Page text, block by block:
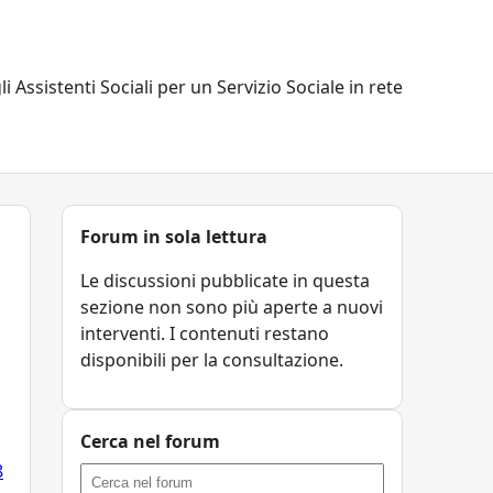
Assistenti Sociali per un Servizio Sociale in rete
Forum in sola lettura
Le discussioni pubblicate in questa
sezione non sono più aperte a nuovi
interventi. I contenuti restano
disponibili per la consultazione.
Cerca nel forum